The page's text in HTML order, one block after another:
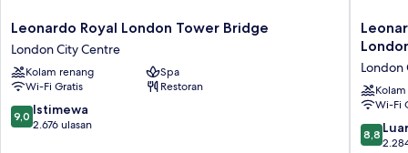
Leonardo
Royal
London
Tower
Bridge
London
City
Leonardo Royal London Tower Bridge
London City Centre
Kolam renang
Spa
Wi-Fi Gratis
Restoran
9.0
dari
9,0 Istimewa
2.676 ulasan
Royal
London
City
-
Tower
of
London
Wi-Fi
8.8
dari
8,8